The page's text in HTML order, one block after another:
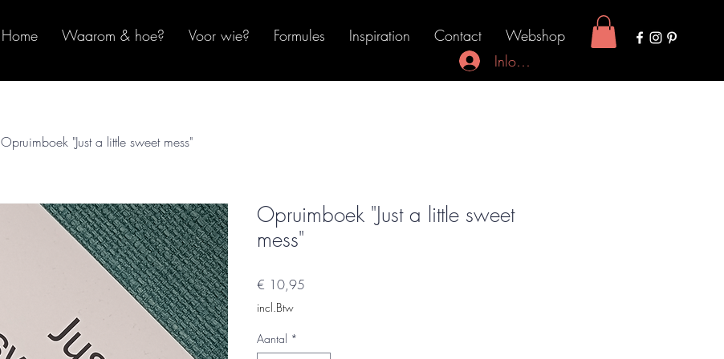
Home Waarom & hoe? Voor wie? Formules Inspiration Contact
Webshop
Inloggen
Opruimboek "Just a little sweet mess"
Opruimboek "Just a little sweet
mess"
€ 10,95
incl.Btw
Aantal *